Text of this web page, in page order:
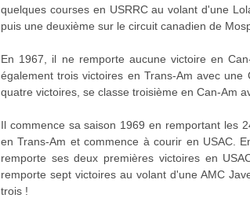
quelques courses en USRRC au volant d'une
puis une deuxième sur le circuit canadien de
En 1967, il ne remporte aucune victoire en
également trois victoires en Trans-Am avec
quatre victoires, se classe troisième en Can-Am
Il commence sa saison 1969 en remportant les
en Trans-Am et commence à courir en USAC.
remporte ses deux premières victoires en
remporte sept victoires au volant d'une AMC
trois !